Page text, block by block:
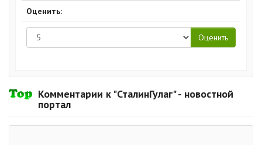
Оценить:
Комментарии к "СталинГулаг" - новостной
портал